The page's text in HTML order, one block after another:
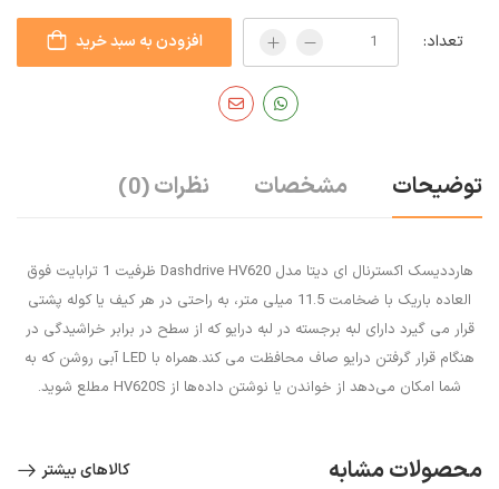
تعداد: افزودن به سبد خرید
توضیحات مشخصات نظرات(0)
هارددیسک اکسترنال ای دیتا مدل Dashdrive HV620 ظرفیت 1 ترابایت فوق
العاده باریک با ضخامت 11.5 میلی متر، به راحتی در هر کیف یا کوله پشتی
قرار می گیرد دارای لبه برجسته در لبه درایو که از سطح در برابر خراشیدگی در
هنگام قرار گرفتن درایو صاف محافظت می کند.همراه با LED آبی روشن که به
شما امکان می‌دهد از خواندن یا نوشتن داده‌ها از HV620S مطلع شوید.
محصولات مشابه کالاهای بیشتر